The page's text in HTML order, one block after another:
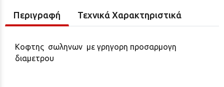
Περιγραφή Τεχνικά Χαρακτηριστικά
Κοφτης σωληνων με γρηγορη προσαρμογη
διαμετρου